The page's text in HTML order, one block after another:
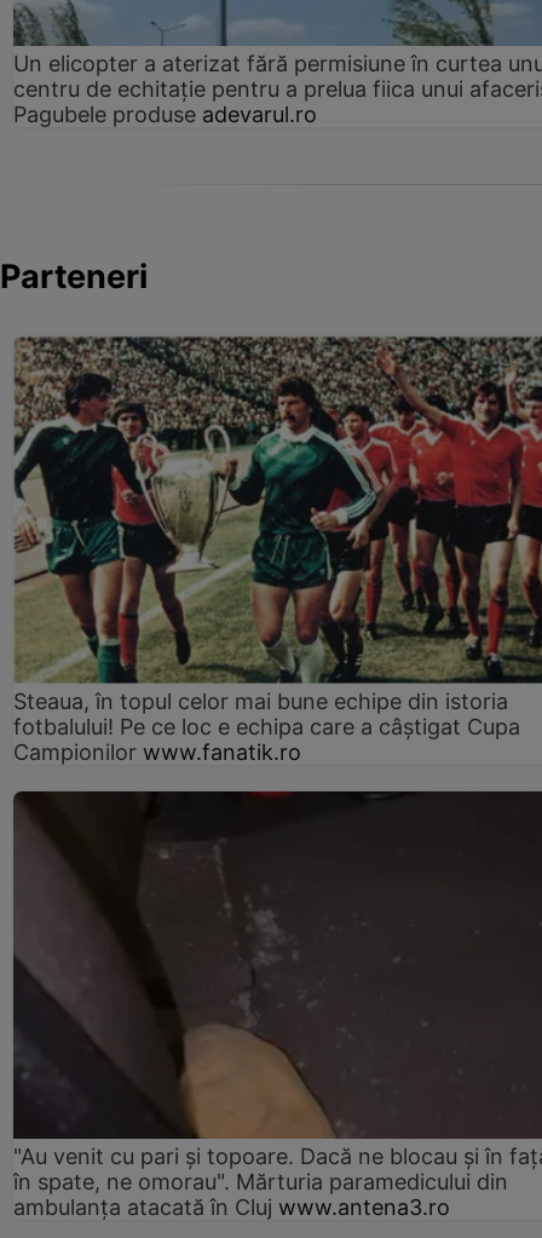
Un elicopter a aterizat fără permisiune în curtea
centru de echitație pentru a prelua fiica unui
Pagubele produse adevarul.ro
Parteneri
Steaua, în topul celor mai bune echipe din istoria
fotbalului! Pe ce loc e echipa care a câştigat Cupa
Campionilor www.fanatik.ro
"Au venit cu pari și topoare. Dacă ne blocau şi în
în spate, ne omorau". Mărturia paramedicului din
ambulanţa atacată în Cluj www.antena3.ro